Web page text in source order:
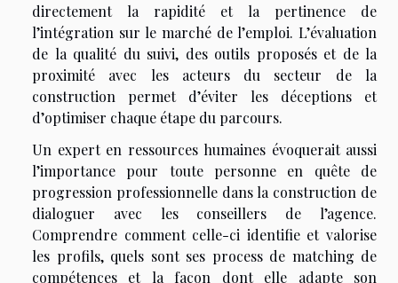
directement la rapidité et la pertinence de
l’intégration sur le marché de l’emploi. L’évaluation
de la qualité du suivi, des outils proposés et de la
proximité avec les acteurs du secteur de la
construction permet d’éviter les déceptions et
d’optimiser chaque étape du parcours.
Un expert en ressources humaines évoquerait aussi
l’importance pour toute personne en quête de
progression professionnelle dans la construction de
dialoguer avec les conseillers de l’agence.
Comprendre comment celle-ci identifie et valorise
les profils, quels sont ses process de matching de
compétences et la façon dont elle adapte son